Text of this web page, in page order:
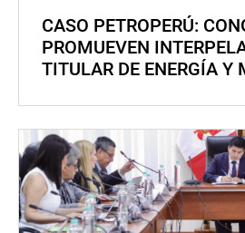
CASO PETROPERÚ:
PROMUEVEN
TITULAR DE ENERGÍA Y